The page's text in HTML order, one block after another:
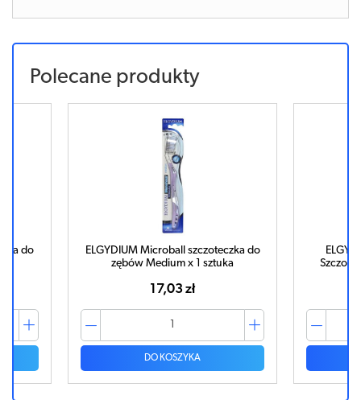
Polecane produkty
do
ELGYDIUM Microball szczoteczka do
zębów Medium x 1 sztuka
17,03 zł
DO KOSZYKA